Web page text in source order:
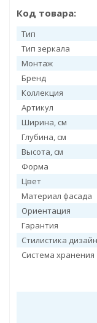
Код товара:
Тип
Тип зеркала
Монтаж
Бренд
Коллекция
Артикул
Ширина, см
Глубина, см
Высота, см
Форма
Цвет
Материал фасада
Ориентация
Гарантия
Стилистика
Система хранения